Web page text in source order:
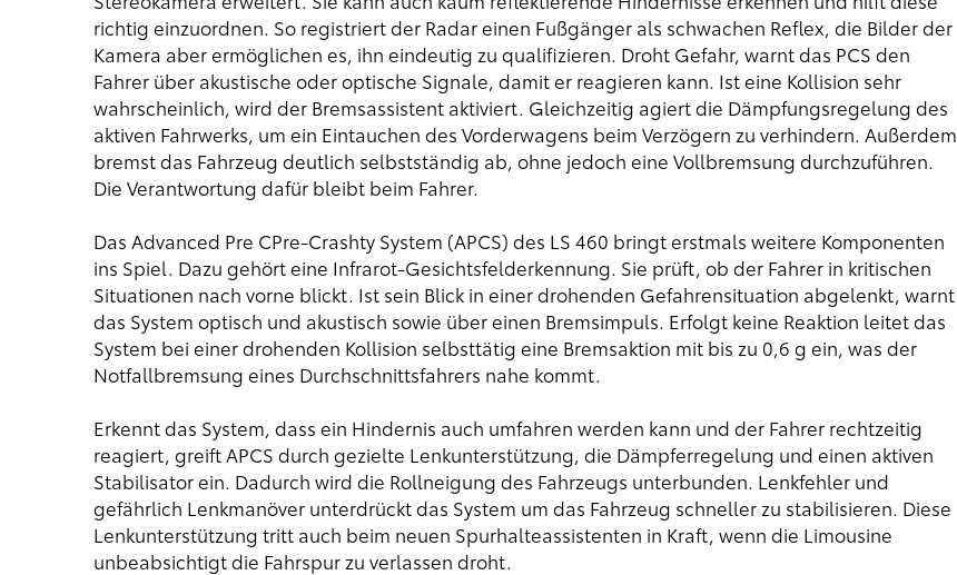
richtig einzuordnen. So registriert der Radar einen Fußgänger als schwachen Reflex, die Bilder der
Kamera aber ermöglichen es, ihn eindeutig zu qualifizieren. Droht Gefahr, warnt das PCS den
Fahrer über akustische oder optische Signale, damit er reagieren kann. Ist eine Kollision sehr
wahrscheinlich, wird der Bremsassistent aktiviert. Gleichzeitig agiert die Dämpfungsregelung des
aktiven Fahrwerks, um ein Eintauchen des Vorderwagens beim Verzögern zu verhindern. Außerdem
bremst das Fahrzeug deutlich selbstständig ab, ohne jedoch eine Vollbremsung durchzuführen.
Die Verantwortung dafür bleibt beim Fahrer.
Das Advanced Pre CPre-Crashty System (APCS) des LS 460 bringt erstmals weitere Komponenten
ins Spiel. Dazu gehört eine Infrarot-Gesichtsfelderkennung. Sie prüft, ob der Fahrer in kritischen
Situationen nach vorne blickt. Ist sein Blick in einer drohenden Gefahrensituation abgelenkt, warnt
das System optisch und akustisch sowie über einen Bremsimpuls. Erfolgt keine Reaktion leitet das
System bei einer drohenden Kollision selbsttätig eine Bremsaktion mit bis zu 0,6 g ein, was der
Notfallbremsung eines Durchschnittsfahrers nahe kommt.
Erkennt das System, dass ein Hindernis auch umfahren werden kann und der Fahrer rechtzeitig
reagiert, greift APCS durch gezielte Lenkunterstützung, die Dämpferregelung und einen aktiven
Stabilisator ein. Dadurch wird die Rollneigung des Fahrzeugs unterbunden. Lenkfehler und
gefährlich Lenkmanöver unterdrückt das System um das Fahrzeug schneller zu stabilisieren. Diese
Lenkunterstützung tritt auch beim neuen Spurhalteassistenten in Kraft, wenn die Limousine
unbeabsichtigt die Fahrspur zu verlassen droht.